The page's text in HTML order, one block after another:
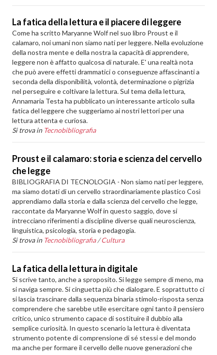
La fatica della lettura e il piacere di leggere
Come ha scritto Maryanne Wolf nel suo libro Proust e il
calamaro, noi umani non siamo nati per leggere. Nella evoluzione
della nostra mente e della nostra la capacità di apprendere,
leggere non è affatto qualcosa di naturale. E' una realtà nota
che può avere effetti drammatici o conseguenze affascinanti a
seconda della disponibilità, volontà, determinazione o pigrizia
nel perseguire e coltivare la lettura. Sul tema della lettura,
Annamaria Testa ha pubblicato un interessante articolo sulla
fatica del leggere che suggeriamo ai nostri lettori per una
lettura attenta e curiosa.
Si trova in Tecnobibliografia
Proust e il calamaro: storia e scienza del cervello
che legge
BIBLIOGRAFIA DI TECNOLOGIA - Non siamo nati per leggere,
ma siamo dotati di un cervello straordinariamente plastico Così
apprendiamo dalla storia e dalla scienza del cervello che legge,
raccontate da Maryanne Wolf in questo saggio, dove si
intrecciano riferimenti a discipline diverse quali neuroscienza,
linguistica, psicologia, storia e pedagogia.
Si trova in Tecnobibliografia /Cultura
La fatica della lettura in digitale
Si scrive tanto, anche a sproposito. Si legge sempre di meno, ma
si naviga sempre. Si cinguetta più che dialogare. E soprattutto ci
si lascia trascinare dalla sequenza binaria stimolo-risposta senza
comprendere che sarebbe utile esercitare ogni tanto il pensiero
critico, unico strumento capace di sostituire il dubbio alla
semplice curiosità. In questo scenario la lettura è diventata
strumento potente di comprensione di sé stessi e del mondo
ma anche per formare il cervello delle nuove generazioni che